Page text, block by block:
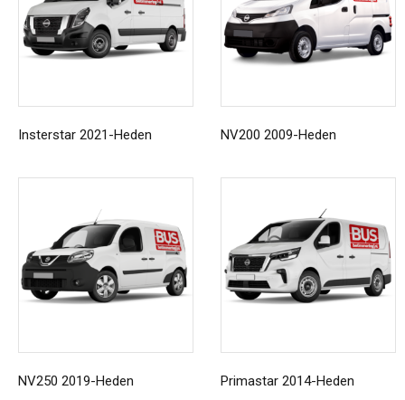
Insterstar 2021-Heden NV200 2009-Heden
NV250 2019-Heden Primastar 2014-Heden